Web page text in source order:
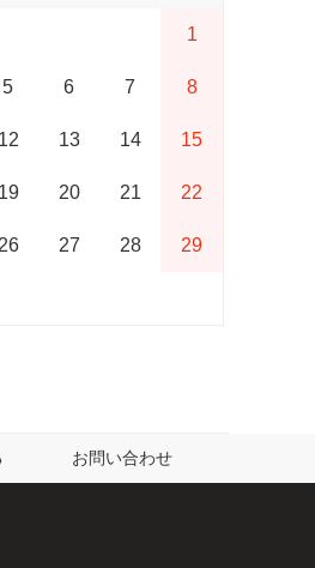
1
5 6 7 8
12 13 14 15
19 20 21 22
26 27 28 29
お問い合わせ